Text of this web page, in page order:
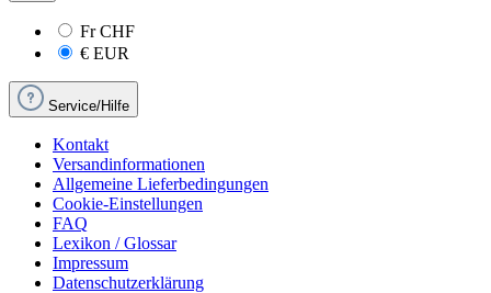
FrCHF
€ EUR
Service/Hilfe
Kontakt
Versandinformationen
Allgemeine Lieferbedingungen
Cookie-Einstellungen
FAQ
Lexikon / Glossar
Impressum
Datenschutzerklärung